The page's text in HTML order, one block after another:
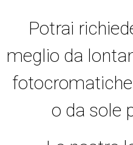
Potrai
meglio da
o da sole